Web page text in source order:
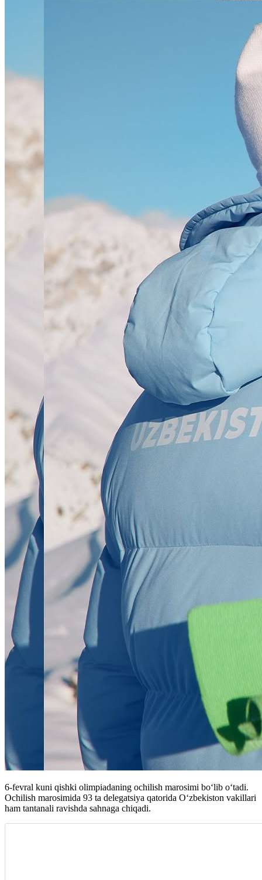
6-fevral kuni qishki olimpiadaning ochilish marosimi boʻlib oʻtadi.
Ochilish marosimida 93 ta delegatsiya qatorida O‘zbekiston vakillari
ham tantanali ravishda sahnaga chiqadi.